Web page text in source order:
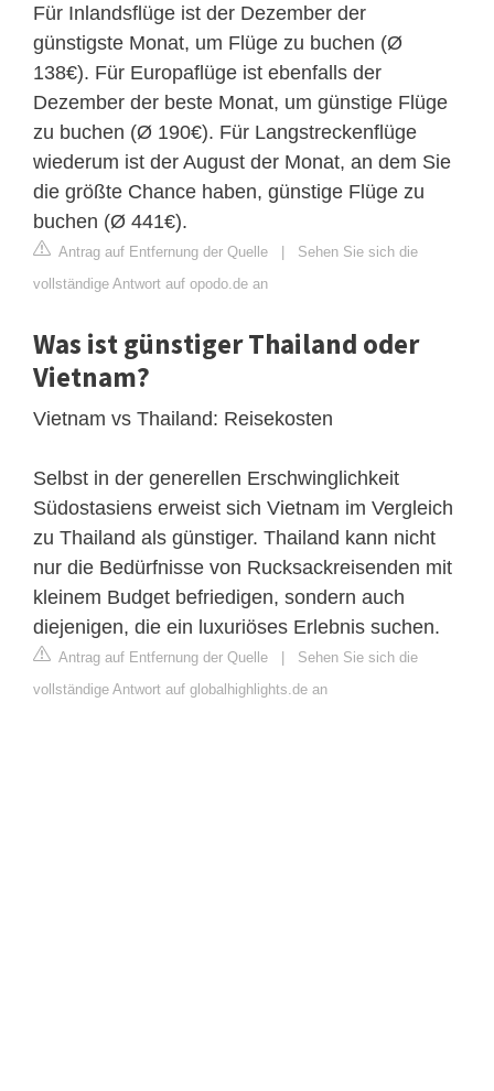
Für Inlandsflüge ist der Dezember der
günstigste Monat, um Flüge zu buchen (Ø
138€). Für Europaflüge ist ebenfalls der
Dezember der beste Monat, um günstige Flüge
zu buchen (Ø 190€). Für Langstreckenflüge
wiederum ist der August der Monat, an dem Sie
die größte Chance haben, günstige Flüge zu
buchen (Ø 441€).
Antrag auf Entfernung der Quelle | Sehen Sie sich die
vollständige Antwort auf opodo.de an
Was ist günstiger Thailand oder
Vietnam?
Vietnam vs Thailand: Reisekosten
Selbst in der generellen Erschwinglichkeit
Südostasiens erweist sich Vietnam im Vergleich
zu Thailand als günstiger. Thailand kann nicht
nur die Bedürfnisse von Rucksackreisenden mit
kleinem Budget befriedigen, sondern auch
diejenigen, die ein luxuriöses Erlebnis suchen.
Antrag auf Entfernung der Quelle | Sehen Sie sich die
vollständige Antwort auf globalhighlights.de an